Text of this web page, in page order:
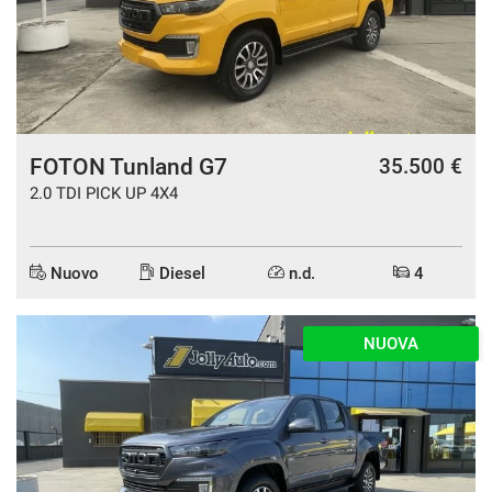
FOTON Tunland G7
2.0 TDI PICK UP 4X4
35.500 €
Nuovo Diesel n.d. 4
NUOVA
questi
strumenti
di
tracciamento
si
rimanda
cookie
policy.
e
modificare
qualsiasi
momento.